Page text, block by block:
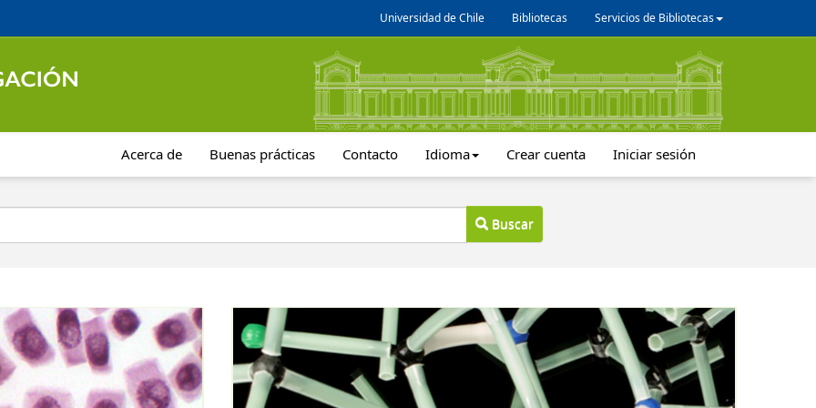
Universidad de Chile Bibliotecas Servicios de Bibliotecas
Acerca de Buenas prácticas Contacto Idioma Crear cuenta Iniciar sesión
Buscar